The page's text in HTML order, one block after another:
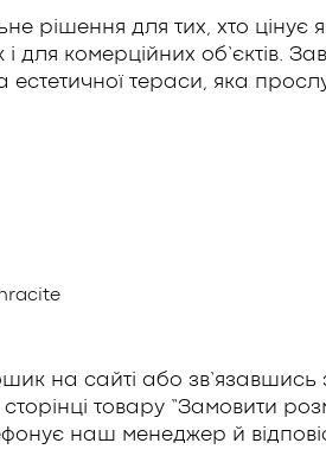
рішення для тих, хто цінує
комерційних об’єктів.
тераси, яка
на сайті або
товару “Замовити
наш менеджер й